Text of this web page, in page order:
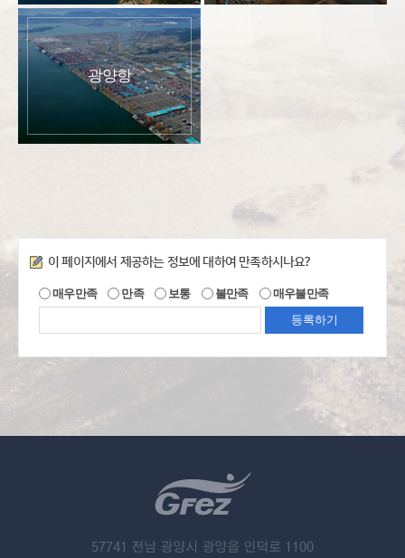
광양항
만족도조사
이 페이지에서 제공하는 정보에 대하여 만족하시나요?
매우만족 만족 보통 불만족 매우불만족
57741 전남 광양시 광양읍 인덕로 1100